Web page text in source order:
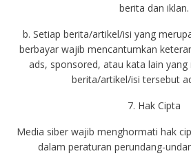
berita dan iklan.
b. Setiap berita/artikel/isi yang
berbayar wajib mencantumkan
ads, sponsored, atau kata lain
berita/artikel/isi tersebut
7. Hak Cipta
Media siber wajib menghormati hak
dalam peraturan perundang-